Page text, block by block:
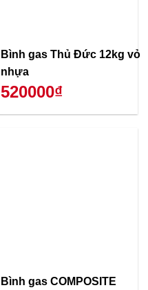
Bình gas Thủ Đức 12kg vỏ
nhựa
520000₫
Bình gas COMPOSITE